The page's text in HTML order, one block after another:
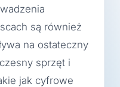
są również
na ostateczny
sprzęt i
jak cyfrowe